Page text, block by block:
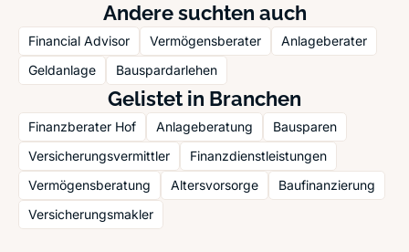
Andere suchten auch
Financial Advisor Vermögensberater
Anlageberater
Geldanlage
Bauspardarlehen
Gelistet in Branchen
Finanzberater Hof Anlageberatung
Bausparen
Versicherungsvermittler
Finanzdienstleistungen
Vermögensberatung
Altersvorsorge
Baufinanzierung
Versicherungsmakler